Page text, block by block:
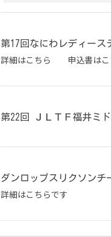
第17回なにわレディー
詳細はこちら 申込書はこ
第22回 ＪＬＴＦ福井ミ
ダンロップスリクソンチ
詳細はこちらです